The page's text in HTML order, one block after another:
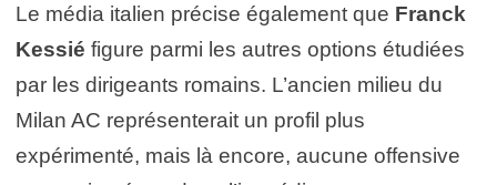
Le média italien précise également que Franck
Kessié figure parmi les autres options étudiées
par les dirigeants romains. L’ancien milieu du
Milan AC représenterait un profil plus
expérimenté, mais là encore, aucune offensive